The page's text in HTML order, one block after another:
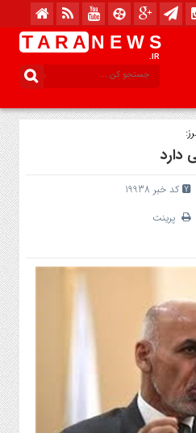
T A R A N E W S
.IR
دارد
کد خبر 19938
پرینت